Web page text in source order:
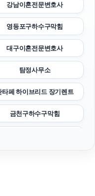
강남이혼전문변호사
영등포구하수구막힘
대구이혼전문변호사
탐정사무소
타페 하이브리드 장기렌트
금천구하수구막힘